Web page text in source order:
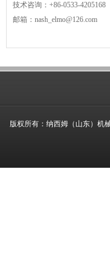
技术咨询：+86-0533-4205168
邮箱：nash_elmo@126.com
版权所有：纳西姆（山东）机